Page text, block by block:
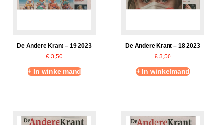
De Andere Krant – 19 2023
€ 3,50
+ In winkelmand
De Andere Krant – 18 2023
€ 3,50
+ In winkelmand